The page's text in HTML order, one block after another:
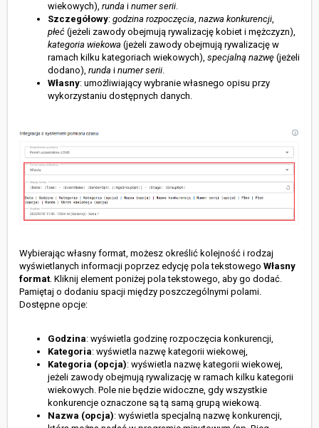
wiekowych), runda i numer serii.
Szczegółowy: godzina rozpoczęcia, nazwa konkurencji,
płeć (jeżeli zawody obejmują rywalizację kobiet i mężczyzn),
kategoria wiekowa (jeżeli zawody obejmują rywalizację w
ramach kilku kategoriach wiekowych), specjalną nazwę (jeżeli
dodano), runda i numer serii.
Własny: umożliwiający wybranie własnego opisu przy
wykorzystaniu dostępnych danych.
Wybierając własny format, możesz określić kolejność i rodzaj
wyświetlanych informacji poprzez edycję pola tekstowego Własny
format . Kliknij element poniżej pola tekstowego, aby go dodać.
Pamiętaj o dodaniu spacji między poszczególnymi polami.
Dostępne opcje:
Godzina: wyświetla godzinę rozpoczęcia konkurencji,
Kategoria: wyświetla nazwę kategorii wiekowej,
Kategoria (opcja): wyświetla nazwę kategorii wiekowej,
jeżeli zawody obejmują rywalizację w ramach kilku kategorii
wiekowych. Pole nie będzie widoczne, gdy wszystkie
konkurencje oznaczone są tą samą grupą wiekową.
Nazwa (opcja): wyświetla specjalną nazwę konkurencji,